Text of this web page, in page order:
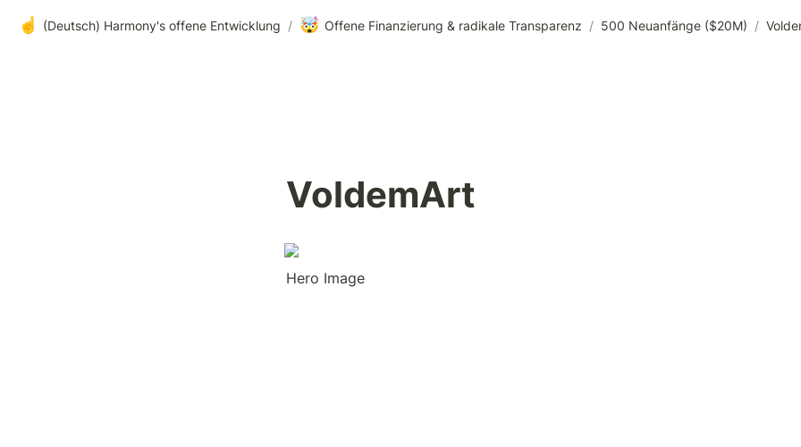
☝️ (Deutsch) Harmony's offene Entwicklung / 🤯 Offene Finanzierung & radikale Transparenz / 500 Neuanfänge ($20M) /
VoldemArt
Hero Image